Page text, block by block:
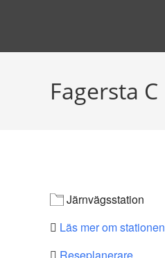
Fagersta C
Järnvägsstation
Läs mer om stationen